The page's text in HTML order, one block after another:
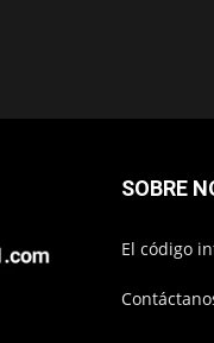
SOBRE
El código